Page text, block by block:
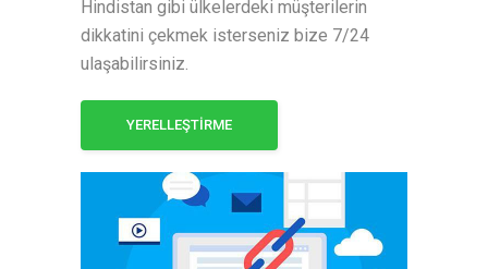
Hindistan gibi ülkelerdeki müşterilerin
dikkatini çekmek isterseniz bize 7/24
ulaşabilirsiniz.
YERELLEŞTİRME